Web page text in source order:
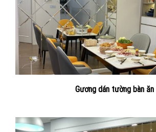
Gương dán tường bàn ăn